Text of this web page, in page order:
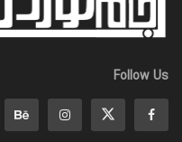
Follow Us